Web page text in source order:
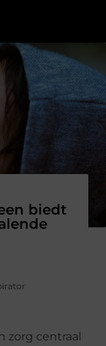
biedt
zorg centraal